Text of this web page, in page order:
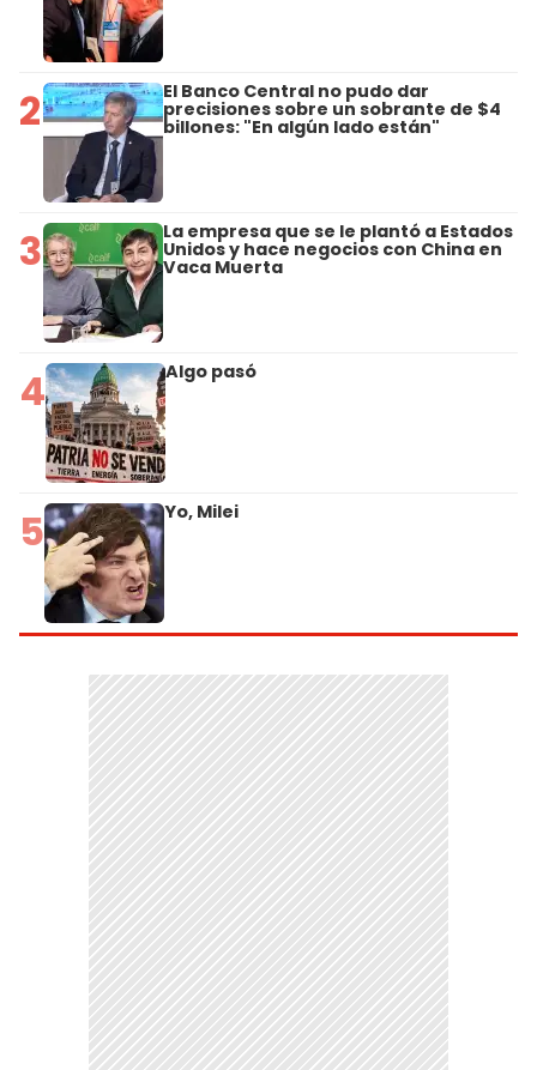
2 El Banco Central no pudo dar
precisiones sobre un sobrante de $4
billones: "En algún lado están"
3 La empresa que se le plantó a Estados
Unidos y hace negocios con China en
Vaca Muerta
4 Algo pasó
5 Yo, Milei